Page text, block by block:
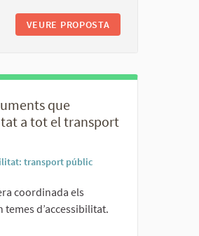
AMB MOBILITAT REDUÏDA.
VEURE PROPOSTA
que
a tot el transport
transport públic
coordinada els
d’accessibilitat.